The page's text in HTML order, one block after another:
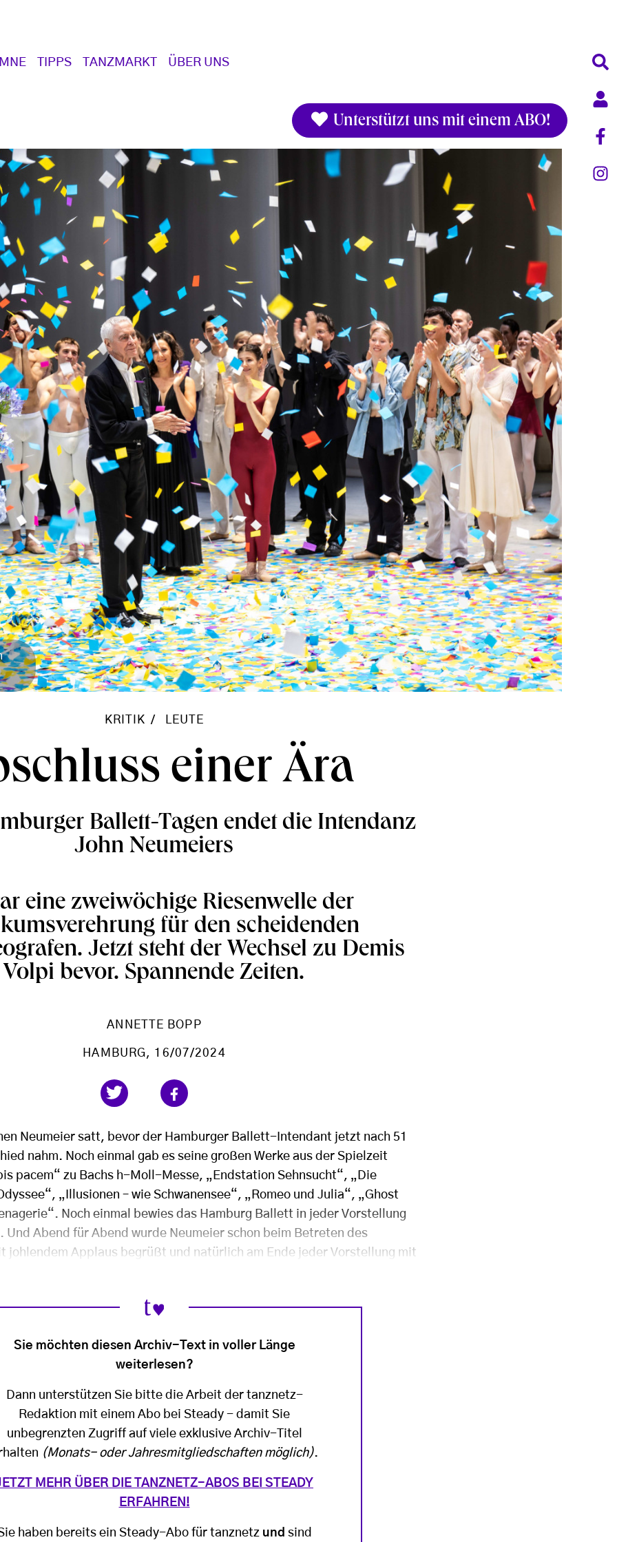
TIPPS TANZMARKT ÜBER UNS
Unterstützt uns mit einem ABO!
KRITIK LEUTE
einer Ära
Ballett-Tagen endet die Intendanz
John Neumeiers
eine zweiwöchige Riesenwelle der
für den scheidenden
Jetzt steht der Wechsel zu Demis
Volpi bevor. Spannende Zeiten.
ANNETTE BOPP
HAMBURG, 16/07/2024
Neumeier satt, bevor der Hamburger Ballett-Intendant jetzt nach 51
nahm. Noch einmal gab es seine großen Werke aus der Spielzeit
pacem“ zu Bachs h-Moll-Messe, „Endstation Sehnsucht“, „Die
„Illusionen – wie Schwanensee“, „Romeo und Julia“, „Ghost
Noch einmal bewies das Hamburg Ballett in jeder Vorstellung
Und Abend für Abend wurde Neumeier schon beim Betreten des
johlendem Applaus begrüßt und natürlich am Ende jeder Vorstellung mit
Sie möchten diesen Archiv-Text in voller Länge
weiterlesen?
Dann unterstützen Sie bitte die Arbeit der tanznetz-
Redaktion mit einem Abo bei Steady - damit Sie
unbegrenzten Zugriff auf viele exklusive Archiv-Titel
(Monats- oder Jahresmitgliedschaften möglich).
MEHR ÜBER DIE TANZNETZ-ABOS BEI STEADY
ERFAHREN!
haben bereits ein Steady-Abo für tanznetz und sind